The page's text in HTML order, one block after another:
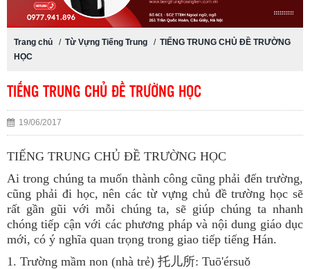
Trang chủ / Từ Vựng Tiếng Trung / TIẾNG TRUNG CHỦ ĐỀ TRƯỜNG
HỌC
TIẾNG TRUNG CHỦ ĐỀ TRƯỜNG HỌC
19/06/2017
TIẾNG TRUNG CHỦ ĐỀ TRƯỜNG HỌC
Ai trong chúng ta muốn thành công cũng phải đến trường,
cũng phải đi học, nên các từ vựng chủ đề trường học sẽ
rất gần gũi với mỗi chúng ta, sẽ giúp chúng ta nhanh
chóng tiếp cận với các phương pháp và nội dung giáo dục
mới, có ý nghĩa quan trọng trong giao tiếp tiếng Hán.
1. Trường mầm non (nhà trẻ) 托儿所: Tuō'érsuǒ